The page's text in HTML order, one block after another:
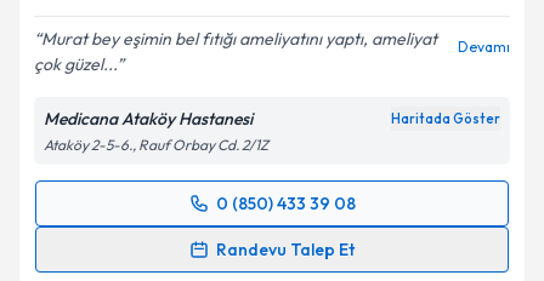
Murat bey eşimin bel fıtığı ameliyatını yaptı, ameliyat
çok güzel...
Devamı
Medicana Ataköy Hastanesi Haritada Göster
Ataköy 2-5-6., Rauf Orbay Cd. 2/1Z
0 (850) 433 39 08
Randevu Talep Et
Randevu Takvimi Talebi